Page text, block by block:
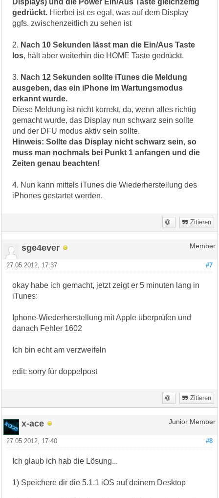
gedrückt. Hierbei ist es egal, was auf dem Display
ggfs. zwischenzeitlich zu sehen ist
2. Nach 10 Sekunden lässt man die Ein/Aus Taste
los, hält aber weiterhin die HOME Taste gedrückt.
3. Nach 12 Sekunden sollte iTunes die Meldung
ausgeben, das ein iPhone im Wartungsmodus
erkannt wurde.
Diese Meldung ist nicht korrekt, da, wenn alles richtig
gemacht wurde, das Display nun schwarz sein sollte
und der DFU modus aktiv sein sollte.
Hinweis: Sollte das Display nicht schwarz sein, so
muss man nochmals bei Punkt 1 anfangen und die
Zeiten genau beachten!
4. Nun kann mittels iTunes die Wiederherstellung des
iPhones gestartet werden.
Zitieren
sge4ever Member
#7
27.05.2012, 17:37
okay habe ich gemacht, jetzt zeigt er 5 minuten lang in
iTunes:
Iphone-Wiederherstellung mit Apple überprüfen und
danach Fehler 1602
Ich bin echt am verzweifeln
edit: sorry für doppelpost
Zitieren
x-ace Junior Member
#8
27.05.2012, 17:40
Ich glaub ich hab die Lösung...
1) Speichere dir die 5.1.1 iOS auf deinem Desktop